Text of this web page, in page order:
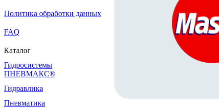
Политика обработки данных
FAQ
Каталог
Гидросистемы
ПНЕВМАКС®
Гидравлика
Пневматика